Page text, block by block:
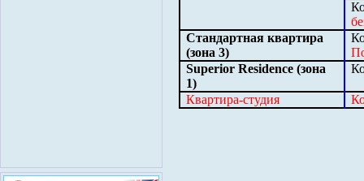
Стандартная квартира
(зона 3)
Superior Residence (зона
1)
Квартира-студия